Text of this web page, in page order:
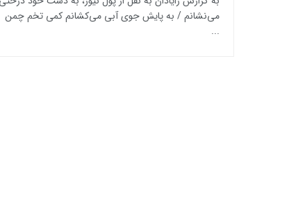
می‌نشانم / به پایش جوی آبی می‌کشانم کمی تخم چمن
...